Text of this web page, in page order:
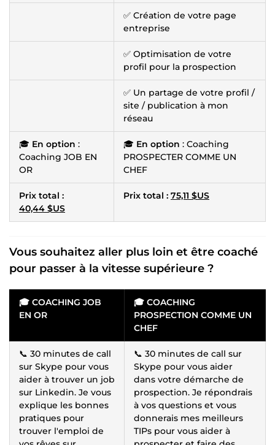
✅ Création de votre page
entreprise
✅ Optimisation de votre
profil pour la prospection
✅ Un partage de votre profil /
site / publication à mon
réseau
🎓 En option :
Coaching JOB EN
OR
🎓 En option : Coaching
PROSPECTER COMME UN
CHEF
Prix total :
40,44 $US
Prix total : 75,11 $US
Vous souhaitez aller plus loin et être coaché
pour passer à la vitesse supérieure ?
🎓 COACHING JOB
EN OR
🎓 COACHING
PROSPECTION COMME UN
CHEF
📞 30 minutes de call
sur Skype pour vous
aider à trouver un job
sur Linkedin. Je vous
explique les bonnes
pratiques pour
trouver l'emploi de
📞 30 minutes de call sur
Skype pour vous aider
dans votre démarche de
prospection. Je répondrais
à vos questions et vous
donnerais mes meilleurs
TIPs pour vous aider à